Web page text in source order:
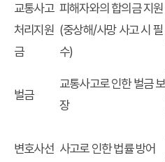
교통사고
처리지원
금
피해자와의 합의금 지원
(중상해/사망 사고 시 필
수)
벌금
교통사고로 인한 벌금 보
장
변호사선 사고로 인한 법률 방어